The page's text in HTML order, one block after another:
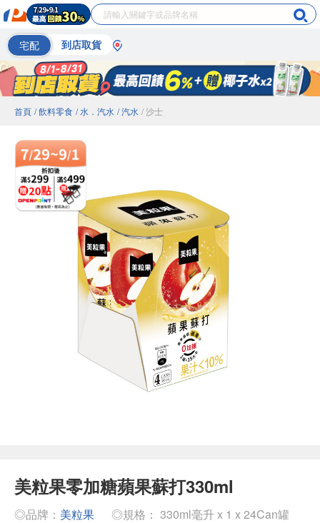
宅配 到店取貨
首頁 / 飲料零食 / 水．汽水 / 汽水 / 沙士
美粒果零加糖蘋果蘇打330ml
◎品牌： 美粒果 ◎規格： 330ml毫升 x 1 x 24Can罐